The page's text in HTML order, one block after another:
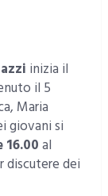
inizia il
il 5
Maria
giovani si
al
discutere dei